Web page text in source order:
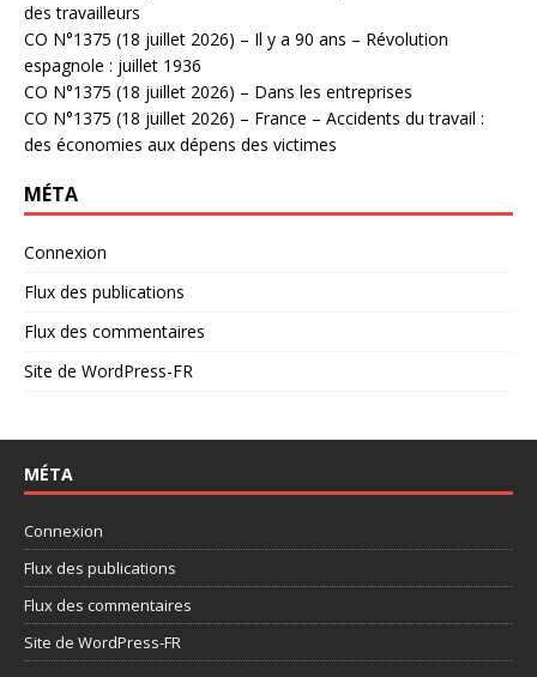
des travailleurs
CO N°1375 (18 juillet 2026) – Il y a 90 ans – Révolution
espagnole : juillet 1936
CO N°1375 (18 juillet 2026) – Dans les entreprises
CO N°1375 (18 juillet 2026) – France – Accidents du travail :
des économies aux dépens des victimes
MÉTA
Connexion
Flux des publications
Flux des commentaires
Site de WordPress-FR
MÉTA
Connexion
Flux des publications
Flux des commentaires
Site de WordPress-FR